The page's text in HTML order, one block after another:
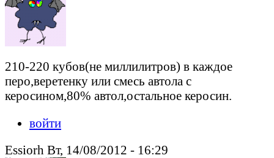
210-220 кубов(не миллилитров) в каждое
перо,веретенку или смесь автола с
керосином,80% автол,остальное керосин.
войти
Essiorh Вт, 14/08/2012 - 16:29